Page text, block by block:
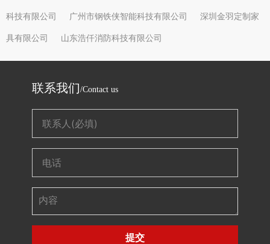
科技有限公司 广州市钢铁侠智能科技有限公司 深圳金羽定制家
具有限公司 山东浩仟消防科技有限公司
联系我们/Contact us
提交